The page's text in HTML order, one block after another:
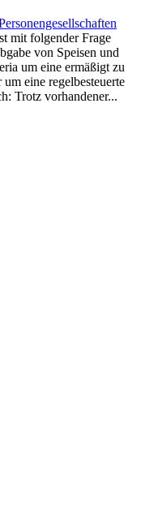
mit folgender Frage
von Speisen und
um eine ermäßigt zu
eine regelbesteuerte
Trotz vorhandener...